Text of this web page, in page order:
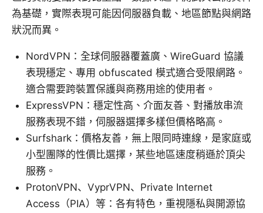
為基礎，實際表現可能因伺服器負載、地區節點與網路
狀況而異。
NordVPN：全球伺服器覆蓋廣、WireGuard 協議
表現穩定、專用 obfuscated 模式適合受限網路。
適合需要跨裝置保護與商務用途的使用者。
ExpressVPN：穩定性高、介面友善、對播放串流
服務表現不錯，伺服器選擇多樣但價格略高。
Surfshark：價格友善，無上限同時連線，是家庭或
小型團隊的性價比選擇，某些地區速度稍遜於頂尖
服務。
ProtonVPN、VyprVPN、Private Internet
Access（PIA）等：各有特色，重視隱私與開源協